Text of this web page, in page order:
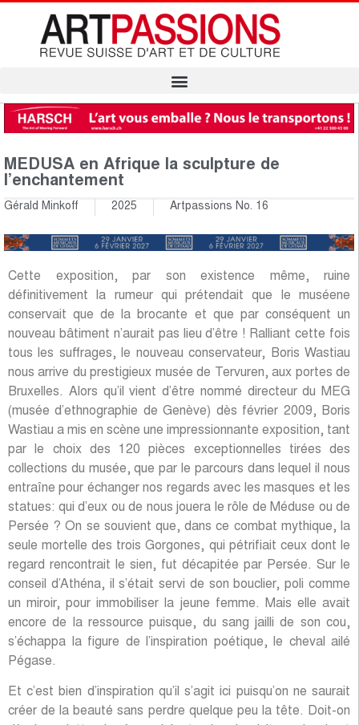
MEDUSA en Afrique la sculpture de
l’enchantement
Gérald Minkoff 2025 Artpassions No. 16
Cette exposition, par son existence même, ruine
définitivement la rumeur qui prétendait que le muséene
conservait que de la brocante et que par conséquent un
nouveau bâtiment n’aurait pas lieu d’être ! Ralliant cette fois
tous les suffrages, le nouveau conservateur, Boris Wastiau
nous arrive du prestigieux musée de Tervuren, aux portes de
Bruxelles. Alors qu’il vient d’être nommé directeur du MEG
(musée d’ethnographie de Genève) dès février 2009, Boris
Wastiau a mis en scène une impressionnante exposition, tant
par le choix des 120 pièces exceptionnelles tirées des
collections du musée, que par le parcours dans lequel il nous
entraîne pour échanger nos regards avec les masques et les
statues: qui d’eux ou de nous jouera le rôle de Méduse ou de
Persée ? On se souvient que, dans ce combat mythique, la
seule mortelle des trois Gorgones, qui pétrifiait ceux dont le
regard rencontrait le sien, fut décapitée par Persée. Sur le
conseil d’Athéna, il s’était servi de son bouclier, poli comme
un miroir, pour immobiliser la jeune femme. Mais elle avait
encore de la ressource puisque, du sang jailli de son cou,
s’échappa la figure de l’inspiration poétique, le cheval ailé
Pégase.
Et c’est bien d’inspiration qu’il s’agit ici puisqu’on ne saurait
créer de la beauté sans perdre quelque peu la tête. Doit-on